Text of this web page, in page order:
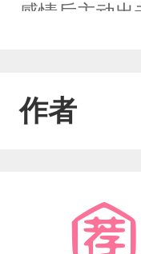
感情后主动
不驯的鹰也
的火花呢。
点叉，觉得
作者